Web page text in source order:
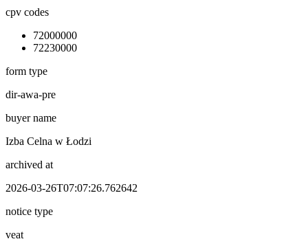
cpv codes
72000000
72230000
form type
dir-awa-pre
buyer name
Izba Celna w Łodzi
archived at
2026-03-26T07:07:26.762642
notice type
veat